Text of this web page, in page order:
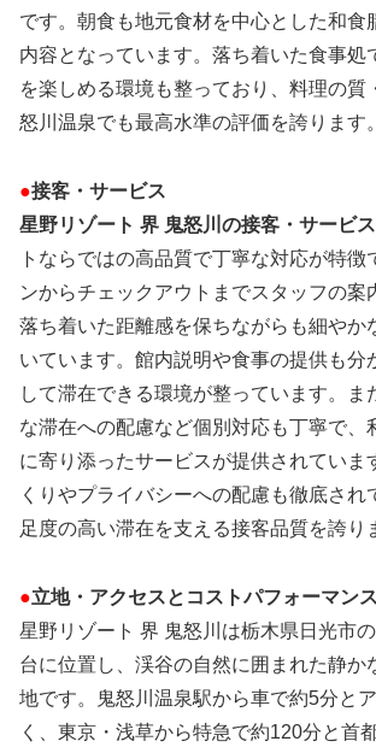
です。朝食も地元食材を中心とした和食
内容となっています。落ち着いた食事処
を楽しめる環境も整っており、料理の質
怒川温泉でも最高水準の評価を誇ります。
●接客・サービス
星野リゾート 界 鬼怒川の接客・サービス
トならではの高品質で丁寧な対応が特徴
ンからチェックアウトまでスタッフの案
落ち着いた距離感を保ちながらも細やか
いています。館内説明や食事の提供も分
して滞在できる環境が整っています。ま
な滞在への配慮など個別対応も丁寧で、
に寄り添ったサービスが提供されていま
くりやプライバシーへの配慮も徹底され
足度の高い滞在を支える接客品質を誇り
●立地・アクセスとコストパフォーマンス
星野リゾート 界 鬼怒川は栃木県日光市
台に位置し、渓谷の自然に囲まれた静か
地です。鬼怒川温泉駅から車で約5分と
く、東京・浅草から特急で約120分と首